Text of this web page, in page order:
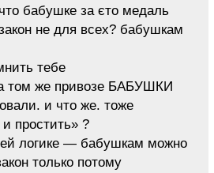
бабушке за єто медаль
не для всех? бабушкам
тебе
том же привозе БАБУШКИ
и что же. тоже
простить» ?
логике — бабушкам можно
только потому